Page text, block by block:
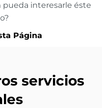
pueda interesarle éste
Página
servicios